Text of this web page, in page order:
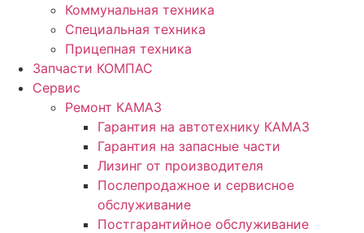
Коммунальная техника
Специальная техника
Прицепная техника
Запчасти КОМПАС
Сервис
Ремонт КАМАЗ
Гарантия на автотехнику КАМАЗ
Гарантия на запасные части
Лизинг от производителя
Послепродажное и сервисное
обслуживание
Постгарантийное обслуживание